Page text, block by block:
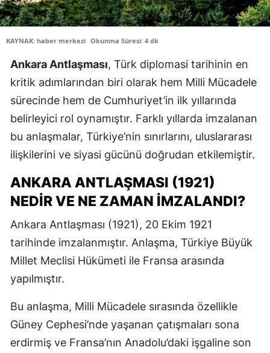
KAYNAK: haber merkezi Okunma Süresi: 4 dk
Ankara Antlaşması, Türk diplomasi tarihinin en
kritik adımlarından biri olarak hem Milli Mücadele
sürecinde hem de Cumhuriyet’in ilk yıllarında
belirleyici rol oynamıştır. Farklı yıllarda imzalanan
bu anlaşmalar, Türkiye’nin sınırlarını, uluslararası
ilişkilerini ve siyasi gücünü doğrudan etkilemiştir.
ANKARA ANTLAŞMASI (1921)
NEDIR VE NE ZAMAN IMZALANDI?
Ankara Antlaşması (1921), 20 Ekim 1921
tarihinde imzalanmıştır. Anlaşma, Türkiye Büyük
Millet Meclisi Hükümeti ile Fransa arasında
yapılmıştır.
Bu anlaşma, Milli Mücadele sırasında özellikle
Güney Cephesi’nde yaşanan çatışmaları sona
erdirmiş ve Fransa’nın Anadolu’daki işgaline son